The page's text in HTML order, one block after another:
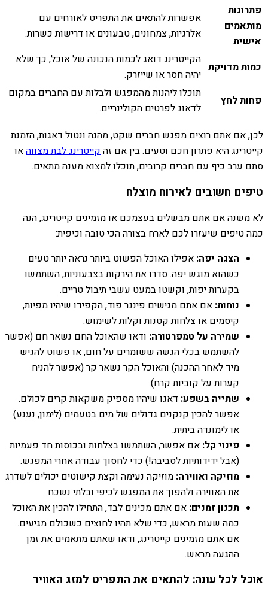
פתרונות
מותאמים
אישית
אפשרות להתאים את התפריט לאורחים עם
אלרגיות, צמחונים, טבעונים או דרישות כשרות.
כמות מדויקת
הקייטרינג דואג לכמות הנכונה של אוכל, כך שלא
יהיה חסר או שייזרק.
פחות לחץ
תוכלו ליהנות מהמפגש ולבלות עם החברים במקום
לדאוג לפרטים הקולינריים.
לכן, אם אתם רוצים מפגש חברים שקט, מהנה ונטול דאגות, הזמנת
קייטרינג היא פתרון חכם וטעים. בין אם זהקייטרינג לבת מצווהאו
סתם ערב כיף עם חברים קרובים, תוכלו למצוא מענה מתאים.
טיפים חשובים לאירוח מוצלח
לא משנה אם אתם מבשלים בעצמכם או מזמינים קייטרינג, הנה
כמה טיפים שיעזרו לכם לארח בצורה הכי טובה וכיפית:
הצגה יפה: אפילו האוכל הפשוט ביותר נראה יותר טעים
כשהוא מוגש יפה. סדרו את הירקות בצבעוניות, השתמשו
בקערות יפות, וקשטו במעט עשבי תיבול טריים.
נוחות: אם אתם מגישים פינגר פוד, הקפידו שיהיו מפיות,
קיסמים או צלחות קטנות וקלות לשימוש.
שמירה על טמפרטורה: ודאו שהאוכל החם נשאר חם (אפשר
להשתמש בכלי הגשה ששומרים על חום, או פשוט להגיש
מיד לאחר ההכנה) והאוכל הקר נשאר קר (אפשר להניח
קערות על קוביות קרח).
שתייה בשפע: דאגו שיהיו מספיק משקאות קרים לכולם.
אפשר להכין קנקנים גדולים של מים בטעמים (לימון, נענע)
או לימונדה ביתית.
פינוי קל: אם אפשר, השתמשו בצלחות ובכוסות חד פעמיות
(אבל ידידותיות לסביבה!) כדי לחסוך עבודה אחרי המפגש.
מוזיקה ואווירה: מוזיקה נעימה וקצת קישוטים יכולים לשדרג
את האווירה ולהפוך את המפגש לכיפי ובלתי נשכח.
תכנון זמנים: אם אתם מכינים לבד, התחילו להכין את האוכל
כמה שעות מראש, כדי שלא תהיו לחוצים כשכולם מגיעים.
אם אתם מזמינים קייטרינג, ודאו שאתם מתאמים את זמן
ההגעה מראש.
אוכל לכל עונה: להתאים את התפריט למזג האוויר